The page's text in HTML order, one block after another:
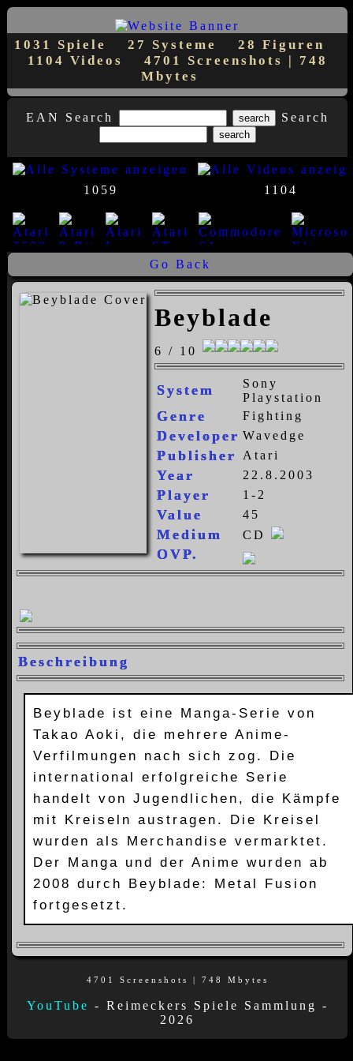
1031 Spiele 27 Systeme
28 Figuren
1104 Videos
4701 Screenshots | 748
Mbytes
EAN Search Search
1059 1104
23 8 7 1 1 14
Go Back
Beyblade
6 / 10
System
Sony
Playstation
Genre Fighting
Developer Wavedge
Publisher Atari
Year 22.8.2003
Player 1-2
Value 45
Medium CD
OVP.
Beschreibung
Beyblade ist eine Manga-Serie von
Takao Aoki, die mehrere Anime-
Verfilmungen nach sich zog. Die
international erfolgreiche Serie
handelt von Jugendlichen, die Kämpfe
mit Kreiseln austragen. Die Kreisel
wurden als Merchandise vermarktet.
Der Manga und der Anime wurden ab
2008 durch Beyblade: Metal Fusion
fortgesetzt.
4701 Screenshots | 748 Mbytes
YouTube - Reimeckers Spiele Sammlung -
2026